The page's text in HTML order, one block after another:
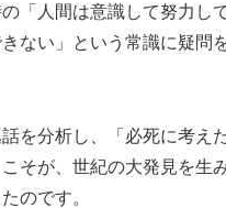
「人間は意識して努力し
ない」という常識に疑問
を分析し、「必死に考え
そが、世紀の大発見を生
のです。